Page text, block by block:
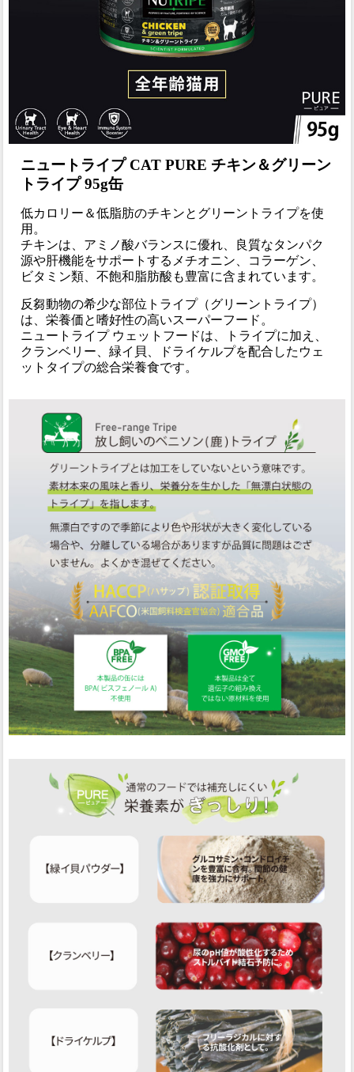
ニュートライプ CAT PURE チキン＆グリーン
トライプ 95g缶
低カロリー＆低脂肪のチキンとグリーントライプを使
用。
チキンは、アミノ酸バランスに優れ、良質なタンパク
源や肝機能をサポートするメチオニン、コラーゲン、
ビタミン類、不飽和脂肪酸も豊富に含まれています。
反芻動物の希少な部位トライプ（グリーントライプ）
は、栄養価と嗜好性の高いスーパーフード。
ニュートライプ ウェットフードは、トライプに加え、
クランベリー、緑イ貝、ドライケルプを配合したウェ
ットタイプの総合栄養食です。